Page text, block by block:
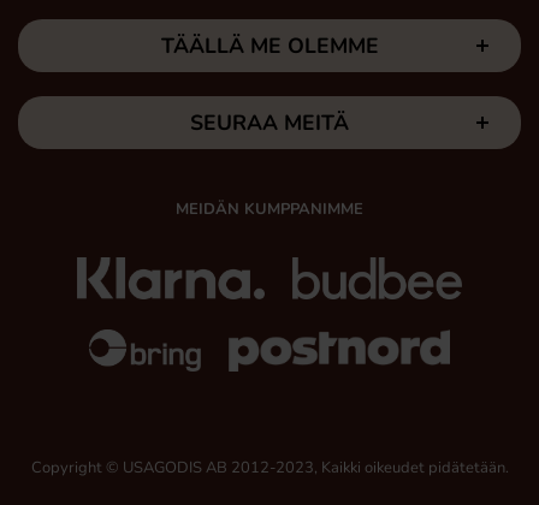
TÄÄLLÄ ME OLEMME
SEURAA MEITÄ
MEIDÄN KUMPPANIMME
Copyright © USAGODIS AB 2012-2023, Kaikki oikeudet pidätetään.